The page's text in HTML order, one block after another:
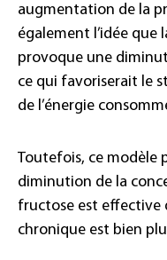
augmentation de la
également l’idée
provoque une
ce qui favoriserait le
de l’énergie
Toutefois, ce modèle
diminution de la
fructose est effective
chronique est bien